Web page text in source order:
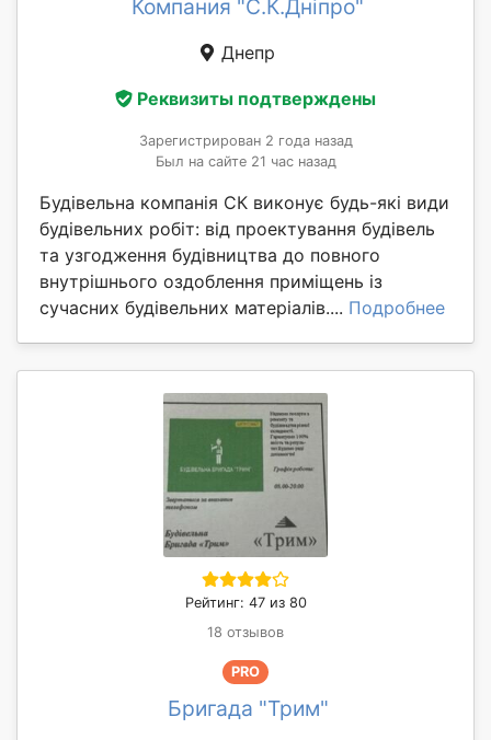
Компания "С.К.Дніпро"
Днепр
Реквизиты подтверждены
Зарегистрирован 2 года назад
Был на сайте 21 час назад
Будівельна компанія СК виконує будь-які види
будівельних робіт: від проектування будівель
та узгодження будівництва до повного
внутрішнього оздоблення приміщень із
сучасних будівельних матеріалів.... Подробнее
Рейтинг: 47 из 80
18 отзывов
PRO
Бригада "Трим"